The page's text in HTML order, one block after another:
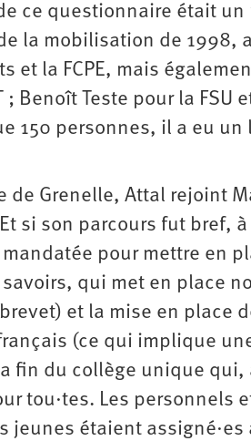
ce questionnaire était un
la mobilisation de 1998,
et la FCPE, mais
; Benoît Teste pour la FSU
150 personnes, il a eu un
de Grenelle, Attal rejoint
si son parcours fut bref,
pour mettre en
qui met en place
et la mise en place
(ce qui implique
fin du collège unique qui,
tou·tes. Les personnels
jeunes étaient assigné·es